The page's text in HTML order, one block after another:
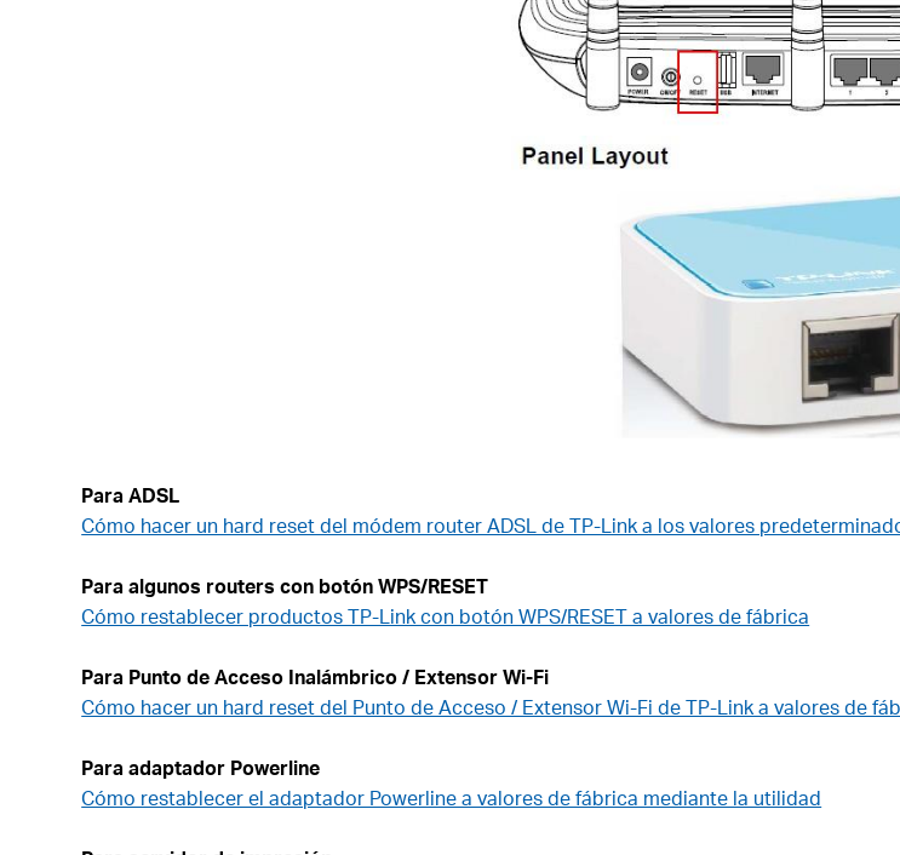
Para ADSL
Cómo hacer un hard reset del módem router ADSL de TP-Link a los valores
Para algunos routers con botón WPS/RESET
Cómo restablecer productos TP-Link con botón WPS/RESET a valores de fábrica
Para Punto de Acceso Inalámbrico / Extensor Wi-Fi
Cómo hacer un hard reset del Punto de Acceso / Extensor Wi-Fi de TP-Link a valores de
Para adaptador Powerline
Cómo restablecer el adaptador Powerline a valores de fábrica mediante la utilidad